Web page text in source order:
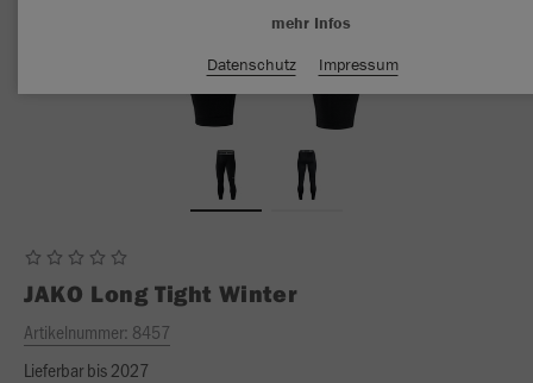
JAKO Long Tight Winter
Artikelnummer: 8457
Lieferbar bis 2027
mehr Infos
Datenschutz
Impressum